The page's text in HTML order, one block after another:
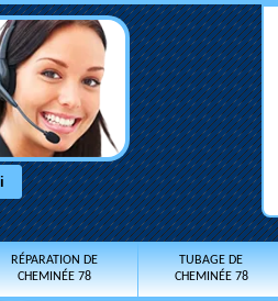
RÉPARATION DE
CHEMINÉE 78
TUBAGE DE
CHEMINÉE 78